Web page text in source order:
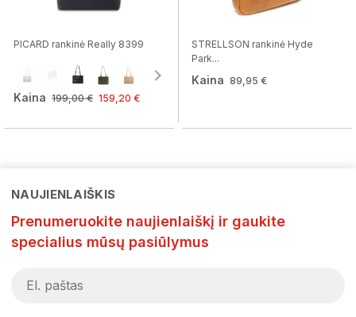
PICARD rankinė Really 8399
Kaina 199,00 € 159,20 €
STRELLSON rankinė Hyde
Park...
Kaina 89,95 €
NAUJIENLAIŠKIS
Prenumeruokite naujienlaiškį ir gaukite
specialius mūsų pasiūlymus